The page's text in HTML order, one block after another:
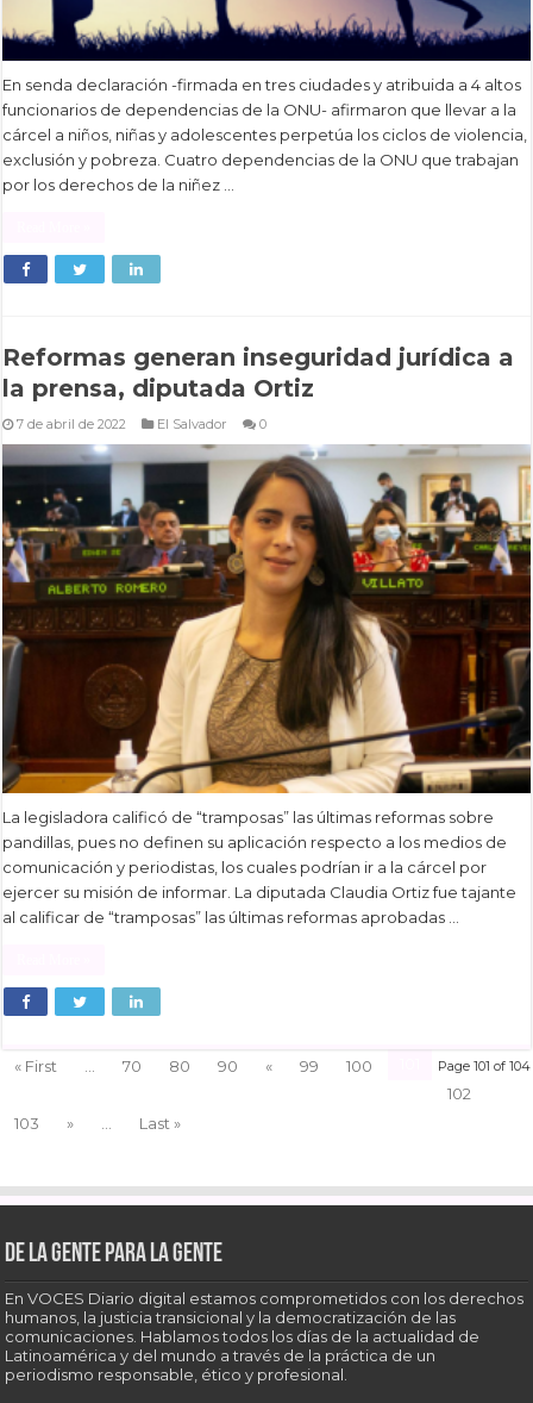
En senda declaración -firmada en tres ciudades y atribuida a 4 altos
funcionarios de dependencias de la ONU- afirmaron que llevar a la
cárcel a niños, niñas y adolescentes perpetúa los ciclos de violencia,
exclusión y pobreza. Cuatro dependencias de la ONU que trabajan
por los derechos de la niñez …
Reformas generan inseguridad jurídica a
la prensa, diputada Ortiz
7 de abril de 2022 El Salvador 0
La legisladora calificó de “tramposas” las últimas reformas sobre
pandillas, pues no definen su aplicación respecto a los medios de
comunicación y periodistas, los cuales podrían ir a la cárcel por
ejercer su misión de informar. La diputada Claudia Ortiz fue tajante
al calificar de “tramposas” las últimas reformas aprobadas …
Page 101 of 104
« First 70 80 90 « 99 100
102
103
» Last »
De la gente para la gente
En VOCES Diario digital estamos comprometidos con los derechos
humanos, la justicia transicional y la democratización de las
comunicaciones. Hablamos todos los días de la actualidad de
Latinoamérica y del mundo a través de la práctica de un
periodismo responsable, ético y profesional.